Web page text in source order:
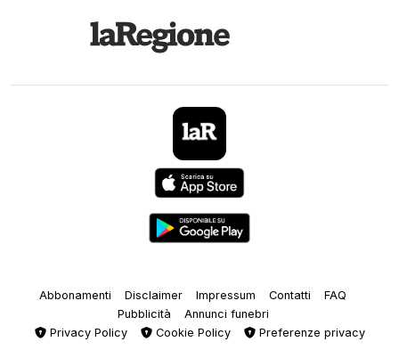
Abbonamenti Disclaimer Impressum Contatti
FAQ
Pubblicità
Annunci funebri
Privacy Policy
Cookie Policy Preferenze privacy